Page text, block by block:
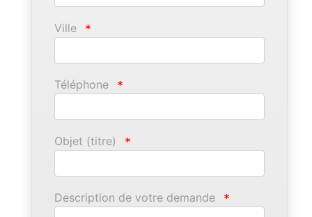
Ville *
Téléphone *
Objet (titre) *
Description de votre demande *